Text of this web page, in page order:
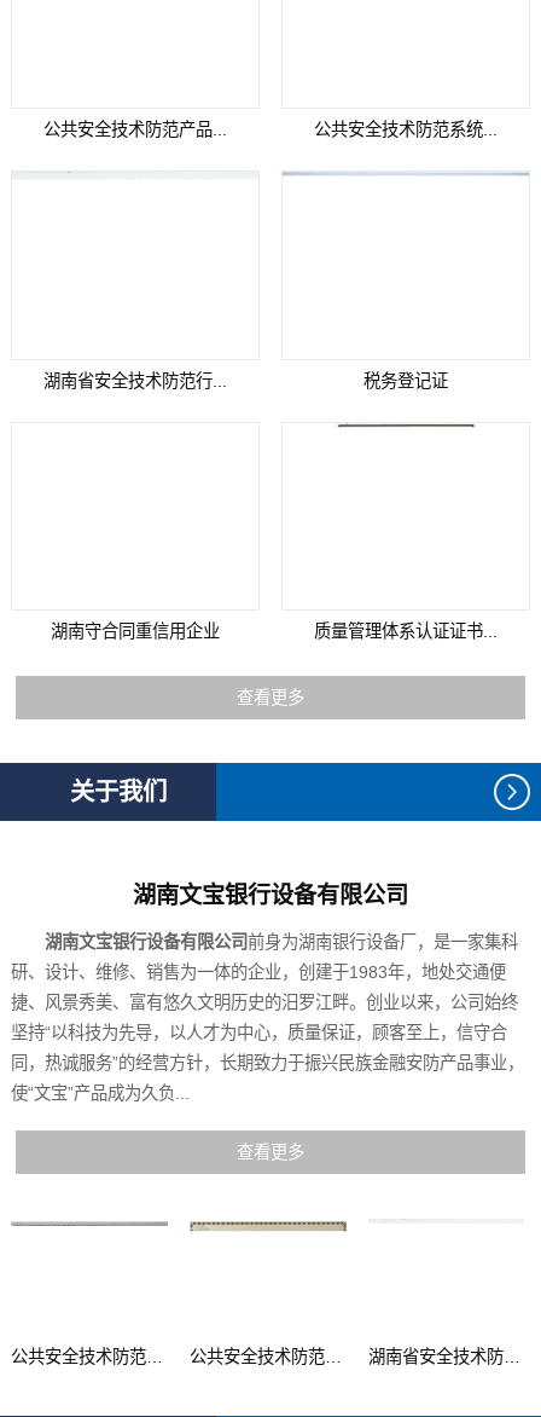
公共安全技术防范产品... 公共安全技术防范系统...
湖南省安全技术防范行... 税务登记证
湖南守合同重信用企业 质量管理体系认证证书...
查看更多
关于我们
湖南文宝银行设备有限公司
湖南文宝银行设备有限公司前身为湖南银行设备厂，是一家集科
研、设计、维修、销售为一体的企业，创建于1983年，地处交通便
捷、风景秀美、富有悠久文明历史的汨罗江畔。创业以来，公司始终
坚持“以科技为先导，以人才为中心，质量保证，顾客至上，信守合
同，热诚服务”的经营方针，长期致力于振兴民族金融安防产品事业，
使“文宝”产品成为久负...
查看更多
公共安全技术防范产品... 公共安全技术防范系统... 湖南省安全技术防范行...